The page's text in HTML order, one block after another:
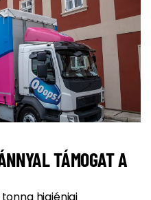
TÁMOGAT A
higiéniai